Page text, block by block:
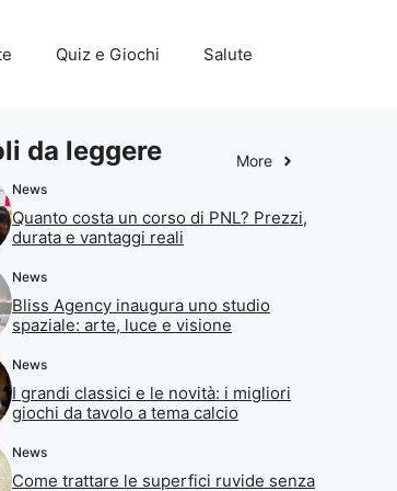
Quiz e Giochi Salute
da leggere More
News
Quanto costa un corso di PNL? Prezzi,
durata e vantaggi reali
News
Bliss Agency inaugura uno studio
spaziale: arte, luce e visione
News
I grandi classici e le novità: i migliori
giochi da tavolo a tema calcio
News
Come trattare le superfici ruvide senza